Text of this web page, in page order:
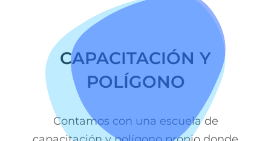
CAPACITACIÓN Y
POLÍGONO
Contamos con una escuela de